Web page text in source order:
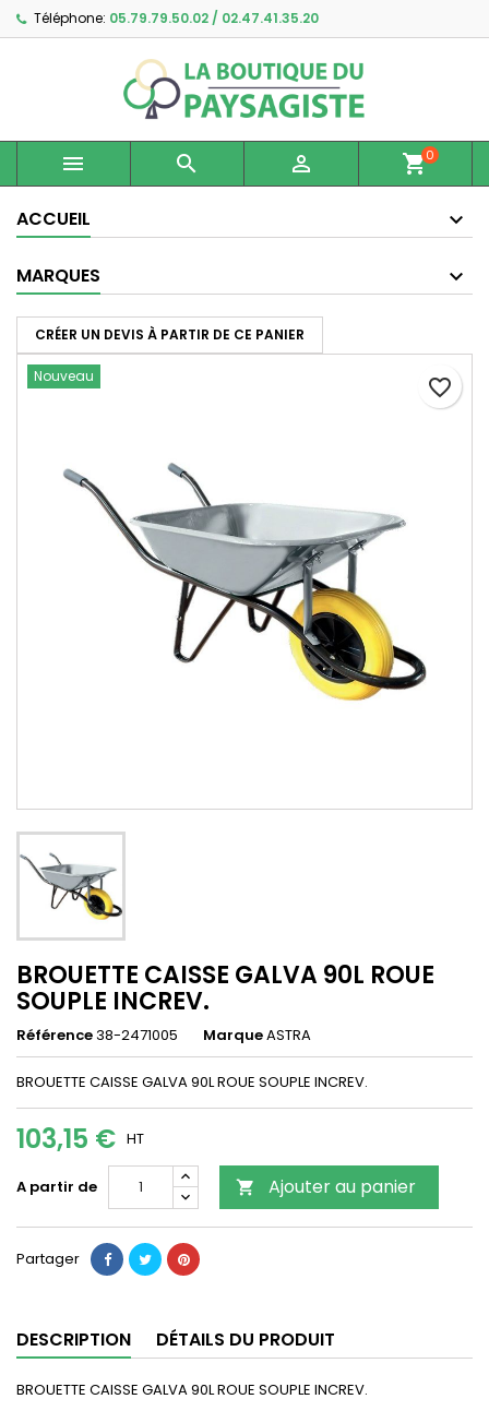
Téléphone: 05.79.79.50.02 / 02.47.41.35.20
   shopping_cart0
ACCUEIL
MARQUES
CRÉER UN DEVIS À PARTIR DE CE PANIER
favorite_border
Nouveau
BROUETTE CAISSE GALVA 90L ROUE
SOUPLE INCREV.
Référence38-2471005 MarqueASTRA
BROUETTE CAISSE GALVA 90L ROUE SOUPLE INCREV.
103,15 € HT
A partir de  Ajouter au panier
Partager
DESCRIPTION DÉTAILS DU PRODUIT
BROUETTE CAISSE GALVA 90L ROUE SOUPLE INCREV.
Ajouter à ma liste d'envies ×
Créer une nouvelle liste
Créer une liste d'envies ×
Nom de la liste d'envies
Connexion ×
Vous devez être connecté pour ajouter des produits
à votre liste d'envies.
Annuler Connexion